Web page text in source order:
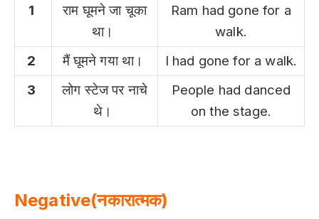
1
राम घूमने जा चूका
था।
Ram had gone for a
walk.
2
मैं घूमने गया था।
I had gone for a walk.
3
लोग स्टेज पर नाचे
थे।
People had danced
on the stage.
Negative(नकारात्मक)